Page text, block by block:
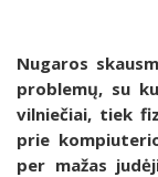
Nugaros
problemų, su
vilniečiai, tiek
prie
per mažas